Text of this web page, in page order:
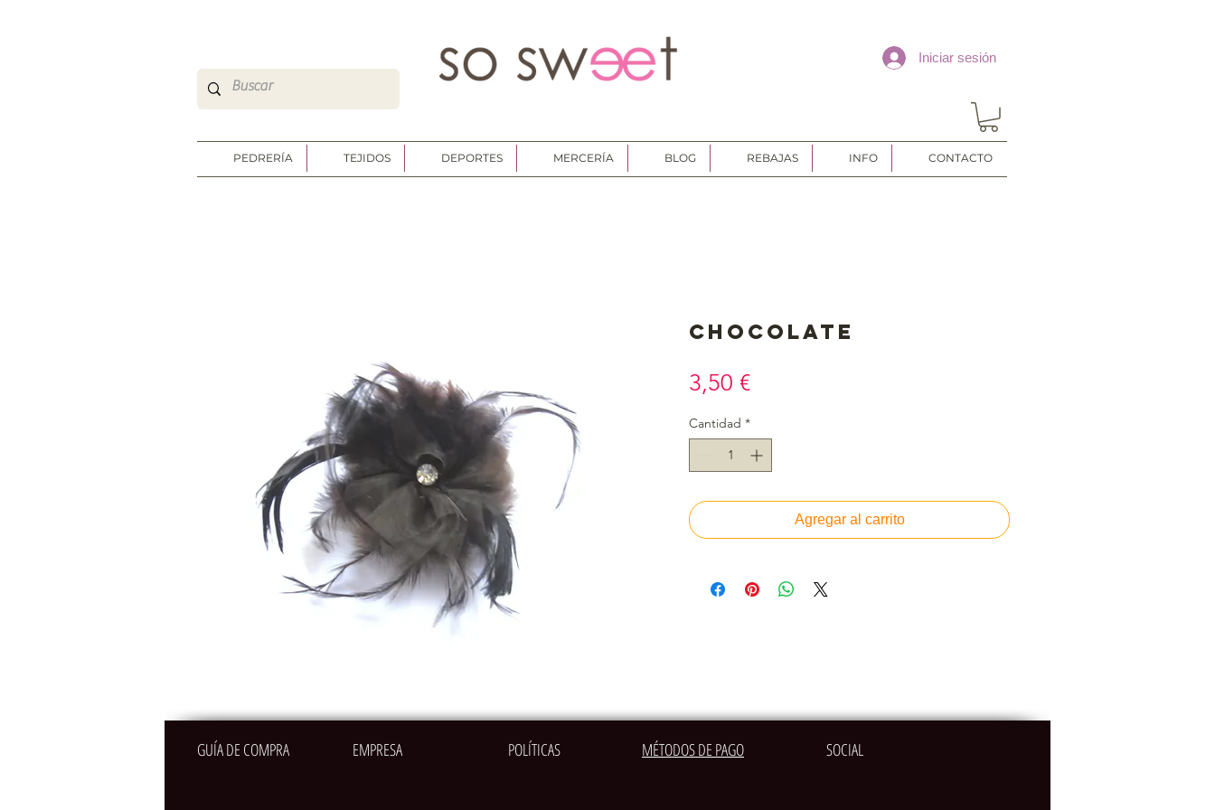
So Sweet Complementos Shop Online
http://www.sosweetshoponline.com
Iniciar sesión
PEDRERÍA TEJIDOS DEPORTES MERCERÍA BLOG REBAJAS INFO CONTACTO
Chocolate
3,50 €Precio
Cantidad *
Agregar al carrito
GUÍA DE COMPRA EMPRESA POLÍTICAS MÉTODOS DE PAGO SOCIAL